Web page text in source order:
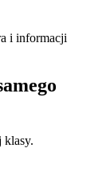
i informacji
klasy.